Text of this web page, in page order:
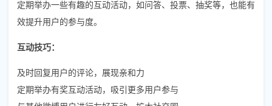
定期举办一些有趣的互动活动，如问答、投票、抽奖等，也能有
效提升用户的参与度。
互动技巧：
及时回复用户的评论，展现亲和力
定期举办有奖互动活动，吸引更多用户参与